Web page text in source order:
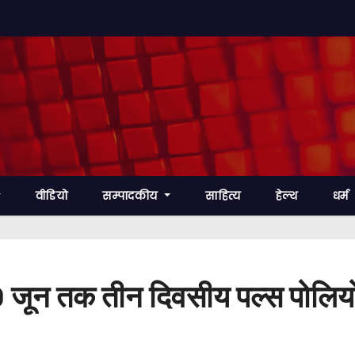
वीडियो सम्पादकीय साहित्य हेल्थ धर्म
तक तीन दिवसीय पल्स